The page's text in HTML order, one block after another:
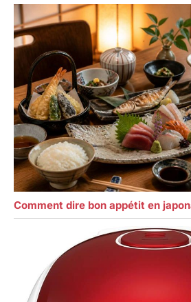
Comment dire bon appétit en